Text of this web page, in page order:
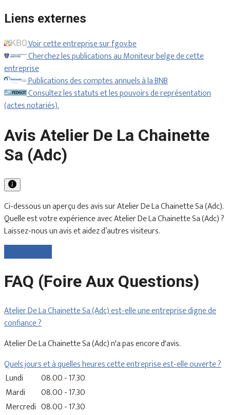
Liens externes
Voir cette entreprise sur fgov.be
Cherchez les publications au Moniteur belge de cette
entreprise
Publications des comptes annuels à la BNB
Consultez les statuts et les pouvoirs de représentation
(actes notariés).
Avis Atelier De La Chainette
Sa (Adc)
Ci-dessous un aperçu des avis sur Atelier De La Chainette Sa (Adc).
Quelle est votre expérience avec Atelier De La Chainette Sa (Adc) ?
Laissez-nous un avis et aidez d’autres visiteurs.
FAQ (Foire Aux Questions)
Atelier De La Chainette Sa (Adc) est-elle une entreprise digne de
confiance ?
Atelier De La Chainette Sa (Adc) n'a pas encore d'avis.
Quels jours et à quelles heures cette entreprise est-elle ouverte ?
Lundi
08.00 - 17.30
Mardi
08.00 - 17.30
Mercredi 08.00 - 17.30